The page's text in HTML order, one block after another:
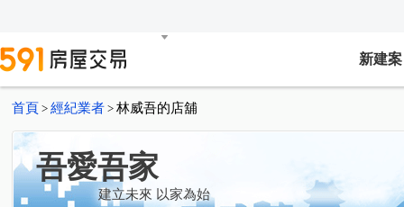
新建案
首頁 > 經紀業者 > 林威吾的店舖
吾愛吾家
建立未來 以家為始